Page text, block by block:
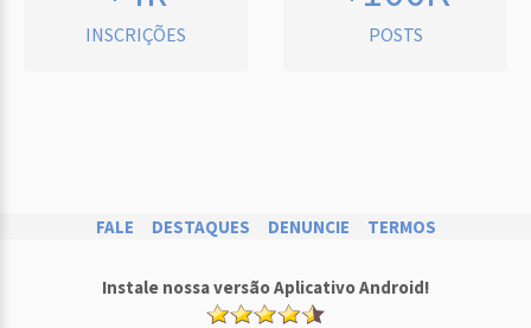
INSCRIÇÕES POSTS
FALE DESTAQUES DENUNCIE TERMOS
Instale nossa versão Aplicativo Android!